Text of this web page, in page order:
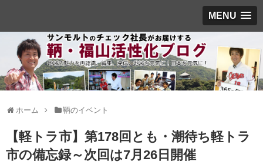
MENU
ホーム 鞆のイベント
【軽トラ市】第178回とも・潮待ち軽トラ
市の備忘録～次回は7月26日開催